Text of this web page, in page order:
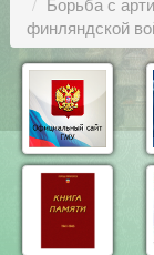
финляндской